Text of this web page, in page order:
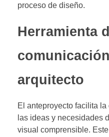
proceso de diseño.
Herramienta
arquitecto
El anteproyecto facilita
las ideas y necesidades
visual comprensible.